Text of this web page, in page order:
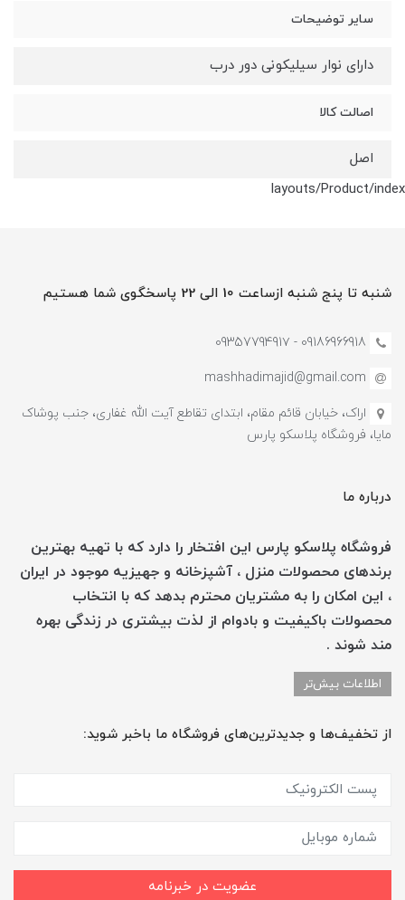
سایر توضیحات
دارای نوار سیلیکونی دور درب
اصالت کالا
اصل
layouts/Product/index
شنبه تا پنج شنبه ازساعت 10 الی 22 پاسخگوی شما هستیم
09186966918 - 0935779491۷
mashhadimajid@gmail.com
اراک، خیابان قائم مقام، ابتدای تقاطع آیت الله غفاری، جنب پوشاک
مایا، فروشگاه پلاسکو پارس
درباره ما
فروشگاه پلاسکو پارس این افتخار را دارد که با تهیه بهترین
برندهای محصولات منزل ، آشپزخانه و جهیزیه موجود در ایران
، این امکان را به مشتریان محترم بدهد که با انتخاب
محصولات باکیفیت و بادوام از لذت بیشتری در زندگی بهره
مند شوند .
اطلاعات بیش‌تر
از تخفیف‌ها و جدیدترین‌های فروشگاه ما باخبر شوید:
عضویت در خبرنامه